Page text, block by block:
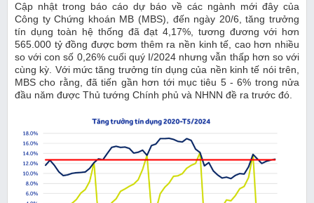
Cập nhật trong báo cáo dự báo về các ngành mới đây của
Công ty Chứng khoán MB (MBS), đến ngày 20/6, tăng trưởng
tín dụng toàn hệ thống đã đạt 4,17%, tương đương với hơn
565.000 tỷ đồng được bơm thêm ra nền kinh tế, cao hơn nhiều
so với con số 0,26% cuối quý I/2024 nhưng vẫn thấp hơn so với
cùng kỳ. Với mức tăng trưởng tín dụng của nền kinh tế nói trên,
MBS cho rằng, đã tiến gần hơn tới mục tiêu 5 - 6% trong nửa
đầu năm được Thủ tướng Chính phủ và NHNN đề ra trước đó.